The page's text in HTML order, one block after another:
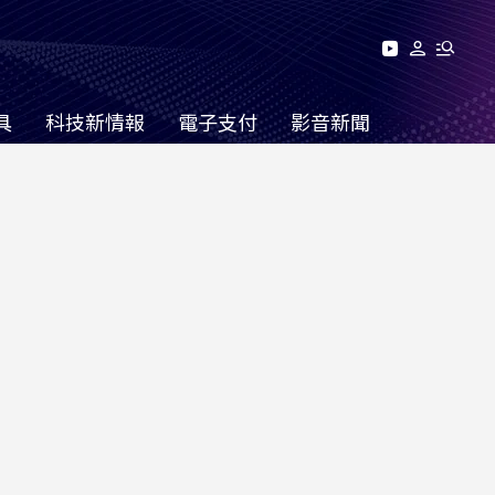
科技新情報 電子支付 影音新聞